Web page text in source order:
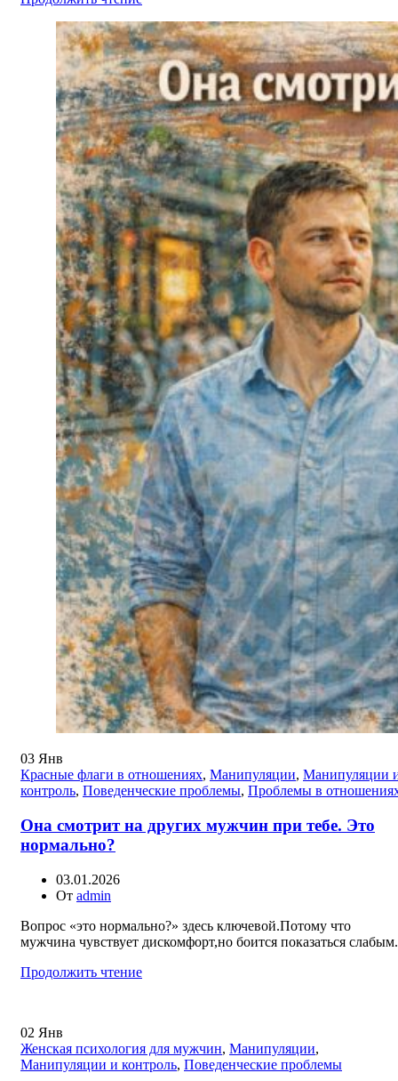
03 Янв
Красные флаги в отношениях, Манипуляции, Манипуляции
контроль, Поведенческие проблемы, Проблемы в
Она смотрит на других мужчин при тебе. Это
нормально?
03.01.2026
От admin
Вопрос «это нормально?» здесь ключевой.Потому что
мужчина чувствует дискомфорт,но боится показаться слабым.
Продолжить чтение
02 Янв
Женская психология для мужчин, Манипуляции,
Манипуляции и контроль, Поведенческие проблемы